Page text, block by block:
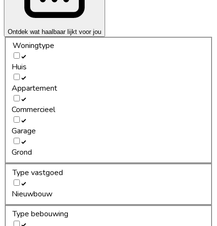
Ontdek wat haalbaar lijkt voor jou
Woningtype
Huis
Appartement
Commercieel
Garage
Grond
Type vastgoed
Nieuwbouw
Type bebouwing